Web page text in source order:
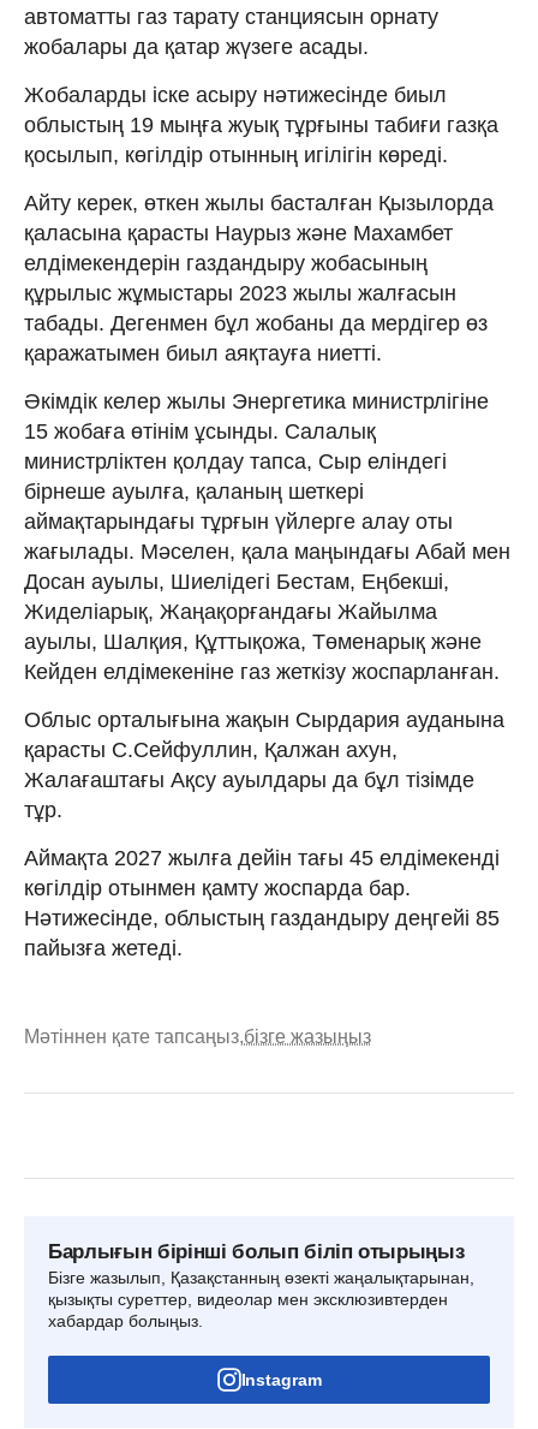
автоматты газ тарату станциясын орнату
жобалары да қатар жүзеге асады.
Жобаларды іске асыру нәтижесінде биыл
облыстың 19 мыңға жуық тұрғыны табиғи газқа
қосылып, көгілдір отынның игілігін көреді.
Айту керек, өткен жылы басталған Қызылорда
қаласына қарасты Наурыз және Махамбет
елдімекендерін газдандыру жобасының
құрылыс жұмыстары 2023 жылы жалғасын
табады. Дегенмен бұл жобаны да мердігер өз
қаражатымен биыл аяқтауға ниетті.
Әкімдік келер жылы Энергетика министрлігіне
15 жобаға өтінім ұсынды. Салалық
министрліктен қолдау тапса, Сыр еліндегі
бірнеше ауылға, қаланың шеткері
аймақтарындағы тұрғын үйлерге алау оты
жағылады. Мәселен, қала маңындағы Абай мен
Досан ауылы, Шиелідегі Бестам, Еңбекші,
Жиделіарық, Жаңақорғандағы Жайылма
ауылы, Шалқия, Құттықожа, Төменарық және
Кейден елдімекеніне газ жеткізу жоспарланған.
Облыс орталығына жақын Сырдария ауданына
қарасты С.Сейфуллин, Қалжан ахун,
Жалағаштағы Ақсу ауылдары да бұл тізімде
тұр.
Аймақта 2027 жылға дейін тағы 45 елдімекенді
көгілдір отынмен қамту жоспарда бар.
Нәтижесінде, облыстың газдандыру деңгейі 85
пайызға жетеді.
Мәтіннен қате тапсаңыз,бізге жазыңыз
Барлығын бірінші болып біліп отырыңыз
Бізге жазылып, Қазақстанның өзекті жаңалықтарынан,
қызықты суреттер, видеолар мен эксклюзивтерден
хабардар болыңыз.
Instagram